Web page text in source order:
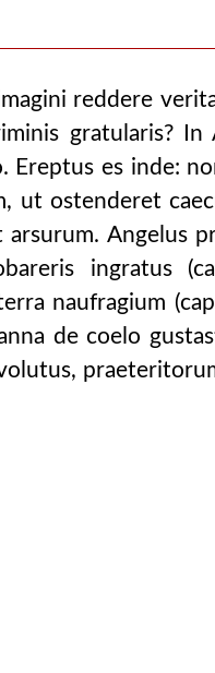
reddere
gratularis?
Ereptus es inde:
ut ostenderet
Angelus
ingratus
naufragium
de coelo